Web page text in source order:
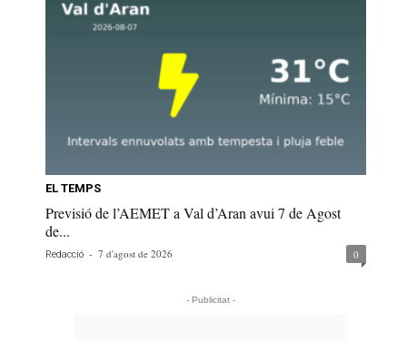
EL TEMPS
Previsió de l’AEMET a Val d’Aran avui 7 de Agost
de...
Redacció - 7 d'agost de 2026 0
- Publicitat -